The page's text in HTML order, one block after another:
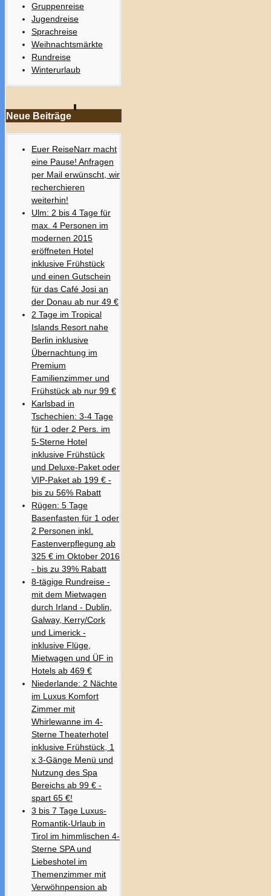
Gruppenreise
Jugendreise
Sprachreise
Weihnachtsmärkte
Rundreise
Winterurlaub
Neue Beiträge
Euer ReiseNarr macht
eine Pause! Anfragen
per Mail erwünscht, wir
recherchieren
weiterhin!
Ulm: 2 bis 4 Tage für
max. 4 Personen im
modernen 2015
eröffneten Hotel
inklusive Frühstück
und einen Gutschein
für das Café Josi an
der Donau ab nur 49 €
2 Tage im Tropical
Islands Resort nahe
Berlin inklusive
Übernachtung im
Premium
Familienzimmer und
Frühstück ab nur 99 €
Karlsbad in
Tschechien: 3-4 Tage
für 1 oder 2 Pers. im
5-Sterne Hotel
inklusive Frühstück
und Deluxe-Paket oder
VIP-Paket ab 199 € -
bis zu 56% Rabatt
Rügen: 5 Tage
Basenfasten für 1 oder
2 Personen inkl.
Fastenverpflegung ab
325 € im Oktober 2016
- bis zu 39% Rabatt
8-tägige Rundreise -
mit dem Mietwagen
durch Irland - Dublin,
Galway, Kerry/Cork
und Limerick -
inklusive Flüge,
Mietwagen und ÜF in
Hotels ab 469 €
Niederlande: 2 Nächte
im Luxus Komfort
Zimmer mit
Whirlewanne im 4-
Sterne Theaterhotel
inklusive Frühstück, 1
x 3-Gänge Menü und
Nutzung des Spa
Bereichs ab 99 € -
spart 65 €!
3 bis 7 Tage Luxus-
Romantik-Urlaub in
Tirol im himmlischen 4-
Sterne SPA und
Liebeshotel im
Themenzimmer mit
Verwöhnpension ab